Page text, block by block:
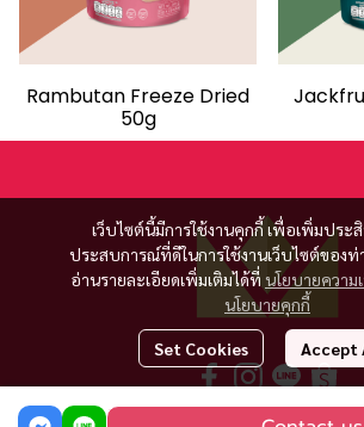
Rambutan Freeze Dried
50g
เว็บไซต์นี้มีการใช้งานคุกกี้ เพื่อเพิ่มประ
ประสบการณ์ที่ดีในการใช้งานเว็บไซต์ของ
อ่านรายละเอียดเพิ่มเติมได้ที่ นโยบายความ
นโยบายคุกกี้
Set Cookies Accept